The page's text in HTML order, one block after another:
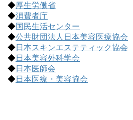
ー
で
記
事
を
探
す
◆厚生労働省
◆消費者庁
◆国民生活センター
◆公共財団法人日本美容医療協会
◆日本スキンエステティック協会
◆日本美容外科学会
◆日本医師会
◆日本医療・美容協会